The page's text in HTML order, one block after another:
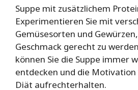
Suppe mit zusätzlichem
Experimentieren Sie mit
Gemüsesorten und
Geschmack gerecht zu
können Sie die Suppe immer
entdecken und die
Diät aufrechterhalten.